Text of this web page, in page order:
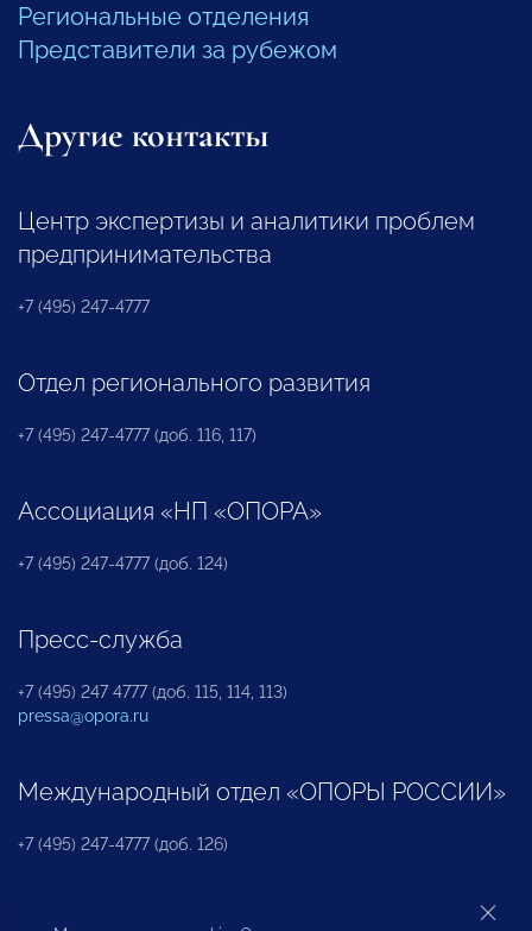
Региональные отделения
Представители за рубежом
Другие контакты
Центр экспертизы и аналитики проблем
предпринимательства
+7 (495) 247-4777
Отдел регионального развития
+7 (495) 247-4777 (доб. 116, 117)
Ассоциация «НП «ОПОРА»
+7 (495) 247-4777 (доб. 124)
Пресс-служба
+7 (495) 247 4777 (доб. 115, 114, 113)
pressa@opora.ru
Международный отдел «ОПОРЫ РОССИИ»
+7 (495) 247-4777 (доб. 126)
Бюро по защите прав предпринимателей и